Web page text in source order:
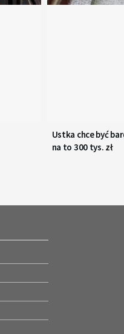
Ustka chce być
na to 300 tys. zł